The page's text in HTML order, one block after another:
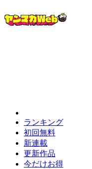
ランキング
初回無料
新連載
更新作品
今だけお得